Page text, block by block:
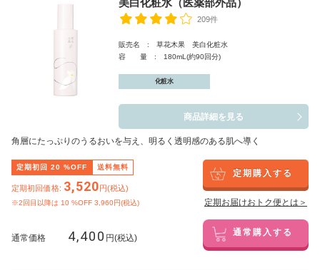
美白化粧水（医薬部外品）
209件
販売名 : 草花木果 美白化粧水
容 量 : 180mL(約90回分)
化粧水
商品詳細を見る
角層にたっぷりのうるおいを与え、明るく透明感のある肌へ導く
定期初回 20 %OFF 送料無料
定期初回価格: 3,520円(税込)
※2回目以降は 10 %OFF 3,960円(税込)
定期購入する
定期お届けおトク便とは＞
通常価格 4,400 円(税込) 通常購入する